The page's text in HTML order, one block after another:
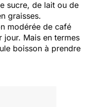
sucre, de lait ou de
graisses.
modérée de café
Mais en termes
boisson à prendre